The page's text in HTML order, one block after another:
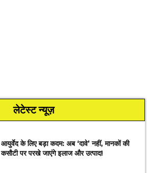
लेटेस्ट न्यूज़
आयुर्वेद के लिए बड़ा कदम: अब ‘दावे’ नहीं, मानकों की
कसौटी पर परखे जाएंगे इलाज और उत्पाद!